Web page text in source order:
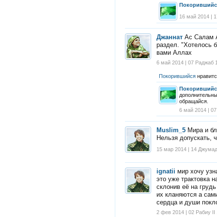
16 май 2014 |
Джаннат Ас Салам
раздел. "Хотелось
вами Аллах
6 май 2014 | 07 Раджаб
Покорившийся
обращайся.
6 май 2014 |
Muslim_5 Мира и
Нельзя допускать,
15 мар 2014 | 14
ignatii мир хочу
это уже трактовка
склонив её на
их кланяются а
сердца и души
2 фев 2014 | 02 Рабиу II